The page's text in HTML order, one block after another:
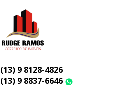
(13) 9 8128-4826
(13) 9 8837-6646